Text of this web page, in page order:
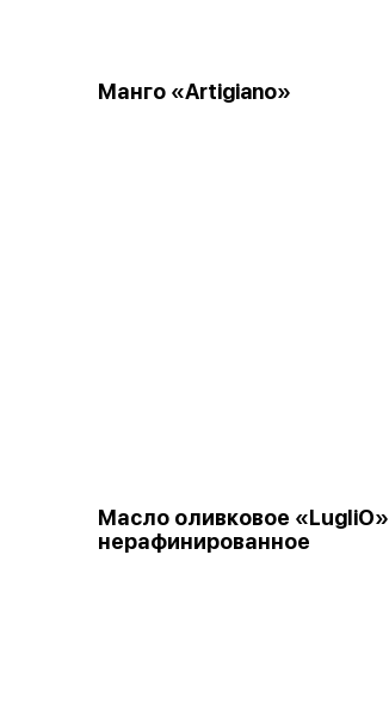
Манго «Artigiano»
Масло оливковое «LugliO»
нерафинированное